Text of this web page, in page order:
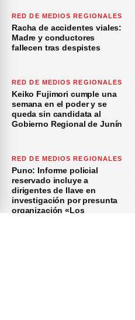
RED DE MEDIOS REGIONALES
Racha de accidentes viales:
Madre y conductores
fallecen tras despistes
RED DE MEDIOS REGIONALES
Keiko Fujimori cumple una
semana en el poder y se
queda sin candidata al
Gobierno Regional de Junín
RED DE MEDIOS REGIONALES
Puno: Informe policial
reservado incluye a
dirigentes de Ilave en
investigación por presunta
organización «Los